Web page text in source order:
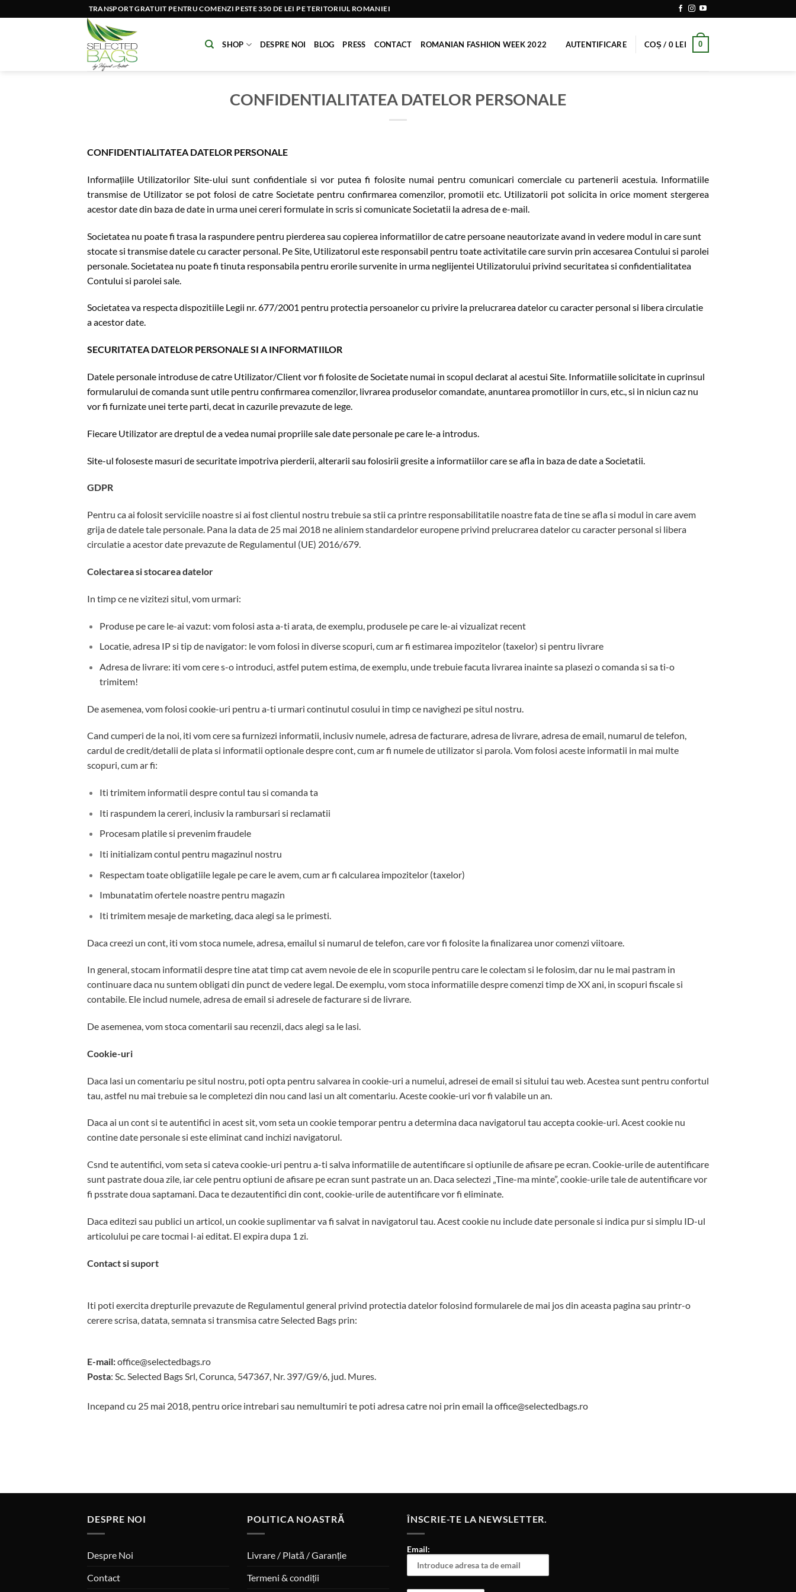
to
TRANSPORT GRATUIT PENTRU COMENZI PESTE 350 DE LEI PE TERITORIUL ROMANIEI
SHOP DESPRE NOI BLOG PRESS CONTACT ROMANIAN FASHION WEEK 2022 AUTENTIFICARE COȘ / 0 LEI 0
CONFIDENTIALITATEA DATELOR PERSONALE​
CONFIDENTIALITATEA DATELOR PERSONALE
Informațiile Utilizatorilor Site-ului sunt confidentiale si vor putea fi folosite numai pentru comunicari comerciale cu partenerii acestuia. Informatiile
transmise de Utilizator se pot folosi de catre Societate pentru confirmarea comenzilor, promotii etc. Utilizatorii pot solicita in orice moment stergerea
acestor date din baza de date in urma unei cereri formulate in scris si comunicate Societatii la adresa de e-mail.
Societatea nu poate fi trasa la raspundere pentru pierderea sau copierea informatiilor de catre persoane neautorizate avand in vedere modul in care sunt
stocate si transmise datele cu caracter personal. Pe Site, Utilizatorul este responsabil pentru toate activitatile care survin prin accesarea Contului si parolei
personale. Societatea nu poate fi tinuta responsabila pentru erorile survenite in urma neglijentei Utilizatorului privind securitatea si confidentialitatea
Contului si parolei sale.
Societatea va respecta dispozitiile Legii nr. 677/2001 pentru protectia persoanelor cu privire la prelucrarea datelor cu caracter personal si libera circulatie
a acestor date.
SECURITATEA DATELOR PERSONALE SI A INFORMATIILOR
Datele personale introduse de catre Utilizator/Client vor fi folosite de Societate numai in scopul declarat al acestui Site. Informatiile solicitate in cuprinsul
formularului de comanda sunt utile pentru confirmarea comenzilor, livrarea produselor comandate, anuntarea promotiilor in curs, etc., si in niciun caz nu
vor fi furnizate unei terte parti, decat in cazurile prevazute de lege.
Fiecare Utilizator are dreptul de a vedea numai propriile sale date personale pe care le-a introdus.
Site-ul foloseste masuri de securitate impotriva pierderii, alterarii sau folosirii gresite a informatiilor care se afla in baza de date a Societatii.
GDPR
Pentru ca ai folosit serviciile noastre si ai fost clientul nostru trebuie sa stii ca printre responsabilitatile noastre fata de tine se afla si modul in care avem
grija de datele tale personale. Pana la data de 25 mai 2018 ne aliniem standardelor europene privind prelucrarea datelor cu caracter personal si libera
circulatie a acestor date prevazute de Regulamentul (UE) 2016/679.
Colectarea si stocarea datelor
In timp ce ne vizitezi situl, vom urmari:
Produse pe care le-ai vazut: vom folosi asta a-ti arata, de exemplu, produsele pe care le-ai vizualizat recent
Locatie, adresa IP si tip de navigator: le vom folosi in diverse scopuri, cum ar fi estimarea impozitelor (taxelor) si pentru livrare
Adresa de livrare: iti vom cere s-o introduci, astfel putem estima, de exemplu, unde trebuie facuta livrarea inainte sa plasezi o comanda si sa ti-o
trimitem!
De asemenea, vom folosi cookie-uri pentru a-ti urmari continutul cosului in timp ce navighezi pe situl nostru.
Cand cumperi de la noi, iti vom cere sa furnizezi informatii, inclusiv numele, adresa de facturare, adresa de livrare, adresa de email, numarul de telefon,
cardul de credit/detalii de plata si informatii optionale despre cont, cum ar fi numele de utilizator si parola. Vom folosi aceste informatii in mai multe
scopuri, cum ar fi:
Iti trimitem informatii despre contul tau si comanda ta
Iti raspundem la cereri, inclusiv la rambursari si reclamatii
Procesam platile si prevenim fraudele
Iti initializam contul pentru magazinul nostru
Respectam toate obligatiile legale pe care le avem, cum ar fi calcularea impozitelor (taxelor)
Imbunatatim ofertele noastre pentru magazin
Iti trimitem mesaje de marketing, daca alegi sa le primesti.
Daca creezi un cont, iti vom stoca numele, adresa, emailul si numarul de telefon, care vor fi folosite la finalizarea unor comenzi viitoare.
In general, stocam informatii despre tine atat timp cat avem nevoie de ele in scopurile pentru care le colectam si le folosim, dar nu le mai pastram in
continuare daca nu suntem obligati din punct de vedere legal. De exemplu, vom stoca informatiile despre comenzi timp de XX ani, in scopuri fiscale si
contabile. Ele includ numele, adresa de email si adresele de facturare si de livrare.
De asemenea, vom stoca comentarii sau recenzii, dacs alegi sa le lasi.
Cookie-uri
Daca lasi un comentariu pe situl nostru, poti opta pentru salvarea in cookie-uri a numelui, adresei de email si sitului tau web. Acestea sunt pentru confortul
tau, astfel nu mai trebuie sa le completezi din nou cand lasi un alt comentariu. Aceste cookie-uri vor fi valabile un an.
Daca ai un cont si te autentifici in acest sit, vom seta un cookie temporar pentru a determina daca navigatorul tau accepta cookie-uri. Acest cookie nu
contine date personale si este eliminat cand inchizi navigatorul.
Csnd te autentifici, vom seta si cateva cookie-uri pentru a-ti salva informatiile de autentificare si optiunile de afisare pe ecran. Cookie-urile de autentificare
sunt pastrate doua zile, iar cele pentru optiuni de afisare pe ecran sunt pastrate un an. Daca selectezi „Tine-ma minte”, cookie-urile tale de autentificare vor
fi psstrate doua saptamani. Daca te dezautentifici din cont, cookie-urile de autentificare vor fi eliminate.
Daca editezi sau publici un articol, un cookie suplimentar va fi salvat in navigatorul tau. Acest cookie nu include date personale si indica pur si simplu ID-ul
articolului pe care tocmai l-ai editat. El expira dupa 1 zi.
Contact si suport
Iti poti exercita drepturile prevazute de Regulamentul general privind protectia datelor folosind formularele de mai jos din aceasta pagina sau printr-o
cerere scrisa, datata, semnata si transmisa catre Selected Bags prin:
E-mail:office@selectedbags.ro
Posta: Sc. Selected Bags Srl, Corunca, 547367, Nr. 397/G9/6, jud. Mures.
Incepand cu 25 mai 2018, pentru orice intrebari sau nemultumiri te poti adresa catre noi prin email la office@selectedbags.ro
DESPRE NOI
Despre Noi
Contact
POLITICA NOASTRĂ
Livrare / Plată / Garanție
Termeni & condiții
ÎNSCRIE-TE LA NEWSLETTER.
Email: